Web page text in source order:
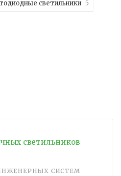
светильники 5
СИСТЕМ